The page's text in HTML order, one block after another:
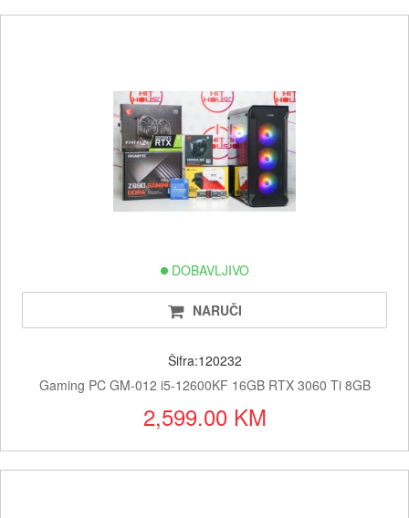
DOBAVLJIVO
NARUČI
Šifra:120232
Gaming PC GM-012 i5-12600KF 16GB RTX 3060 Ti 8GB
2,599.00 KM